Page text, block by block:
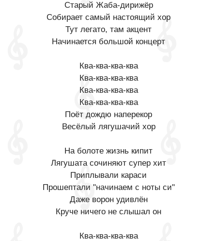
Старый Жаба-дирижёр
Собирает самый настоящий хор
Тут легато, там акцент
Начинается большой концерт
Ква-ква-ква-ква
Ква-ква-ква-ква
Ква-ква-ква-ква
Ква-ква-ква-ква
Поёт дождю наперекор
Весёлый лягушачий хор
На болоте жизнь кипит
Лягушата сочиняют супер хит
Приплывали караси
Прошептали "начинаем с ноты си"
Даже ворон удивлён
Круче ничего не слышал он
Ква-ква-ква-ква